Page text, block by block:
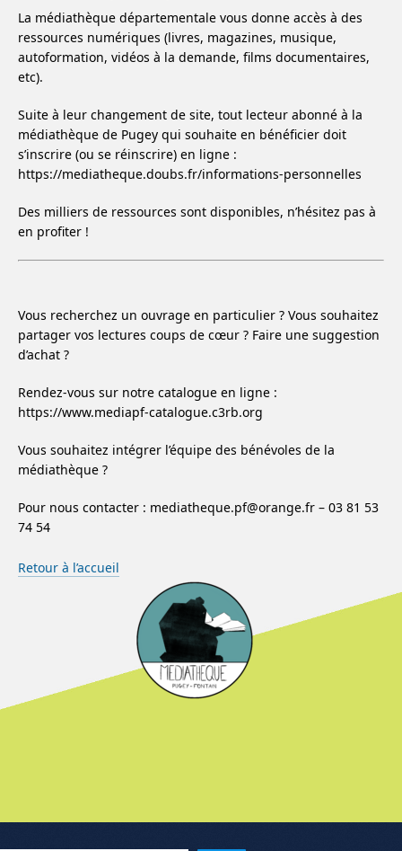
La médiathèque départementale vous donne accès à des
ressources numériques (livres, magazines, musique,
autoformation, vidéos à la demande, films documentaires,
etc).
Suite à leur changement de site, tout lecteur abonné à la
médiathèque de Pugey qui souhaite en bénéficier doit
s’inscrire (ou se réinscrire) en ligne :
https://mediatheque.doubs.fr/informations-personnelles
Des milliers de ressources sont disponibles, n’hésitez pas à
en profiter !
Vous recherchez un ouvrage en particulier ? Vous souhaitez
partager vos lectures coups de cœur ? Faire une suggestion
d’achat ?
Rendez-vous sur notre catalogue en ligne :
https://www.mediapf-catalogue.c3rb.org
Vous souhaitez intégrer l’équipe des bénévoles de la
médiathèque ?
Pour nous contacter : mediatheque.pf@orange.fr – 03 81 53
74 54
Retour à l’accueil
Menu de l'article